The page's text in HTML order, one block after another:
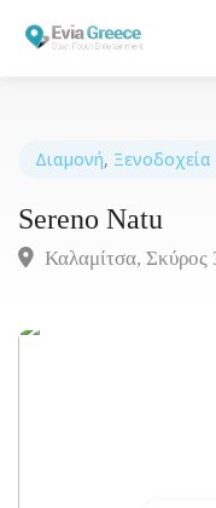
Τοποθεσία
Διαμονή, Ξενοδοχεία
Sereno Natu
Καλαμίτσα, Σκύρος